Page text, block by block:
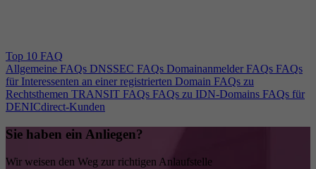
Top 10 FAQ
Allgemeine FAQs DNSSEC FAQs Domainanmelder FAQs FAQs
für Interessenten an einer registrierten Domain FAQs zu
Rechtsthemen TRANSIT FAQs FAQs zu IDN-Domains FAQs für
DENICdirect-Kunden
Sie haben ein Anliegen?
Wir weisen den Weg zur richtigen Anlaufstelle